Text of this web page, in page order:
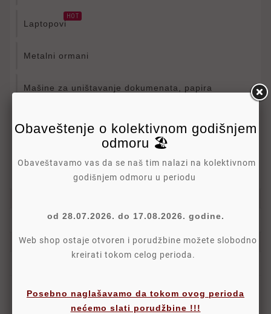
Laptopovi
HOT
Metalni ormani
Mašine za uništavanje dokumenata, papira
Bela tehnika 
Više 
TV NOSACI
Obaveštenje o kolektivnom godišnjem
odmoru 🏖️
Obaveštavamo vas da se naš tim nalazi na kolektivnom
godišnjem odmoru u periodu
od 28.07.2026. do 17.08.2026. godine.
Web shop ostaje otvoren i porudžbine možete slobodno
kreirati tokom celog perioda.
Posebno naglašavamo da tokom ovog perioda
nećemo slati porudžbine !!!